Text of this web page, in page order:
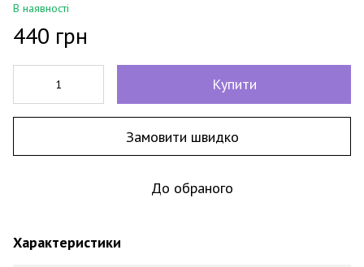
В наявності
440 грн
Купити
Замовити швидко
До обраного
Характеристики